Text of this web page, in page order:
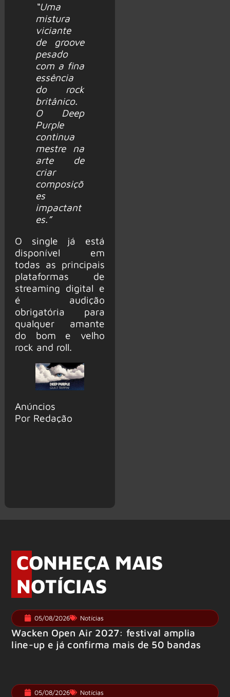
“Uma
mistura
viciante
de groove
pesado
com a fina
essência
do rock
britânico.
O Deep
Purple
continua
mestre na
arte de
criar
composiçõ
es
impactant
es.”
O single já está
disponível em
todas as principais
plataformas de
streaming digital e
é audição
obrigatória para
qualquer amante
do bom e velho
rock and roll.
Anúncios
Por Redação
CONHEÇA MAIS
NOTÍCIAS
05/08/2026 Notícias
Wacken Open Air 2027: festival amplia
line-up e já confirma mais de 50 bandas
05/08/2026 Notícias